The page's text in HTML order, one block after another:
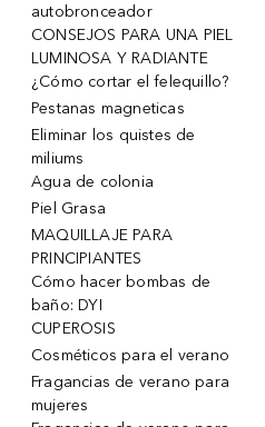
autobronceador
CONSEJOS PARA UNA PIEL
LUMINOSA Y RADIANTE
¿Cómo cortar el felequillo?
Pestanas magneticas
Eliminar los quistes de
miliums
Agua de colonia
Piel Grasa
MAQUILLAJE PARA
PRINCIPIANTES
Cómo hacer bombas de
baño: DYI
CUPEROSIS
Cosméticos para el verano
Fragancias de verano para
mujeres